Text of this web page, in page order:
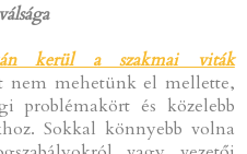
kerül a szakmai viták
nem mehetünk el mellette,
problémakört és közelebb
Sokkal könnyebb volna